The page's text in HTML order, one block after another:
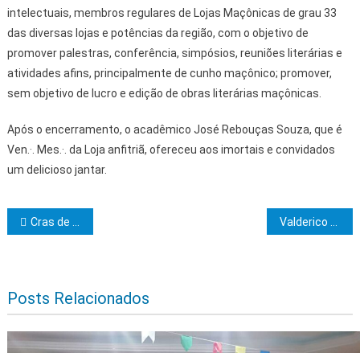
intelectuais, membros regulares de Lojas Maçônicas de grau 33
das diversas lojas e potências da região, com o objetivo de
promover palestras, conferência, simpósios, reuniões literárias e
atividades afins, principalmente de cunho maçônico; promover,
sem objetivo de lucro e edição de obras literárias maçônicas.
Após o encerramento, o acadêmico José Rebouças Souza, que é
Ven.·. Mes.·. da Loja anfitriã, ofereceu aos imortais e convidados
um delicioso jantar.
Navegação de Post
Cras de Ibicaraí em parceria com a Associação do Jacarandá entrega alimentos do PAB e PAA
Posts Relacionados